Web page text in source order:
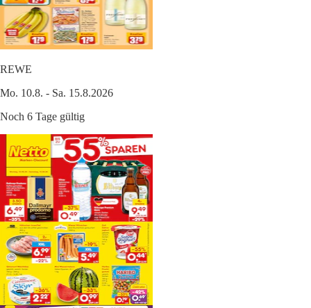
REWE
Mo. 10.8. - Sa. 15.8.2026
Noch 6 Tage gültig